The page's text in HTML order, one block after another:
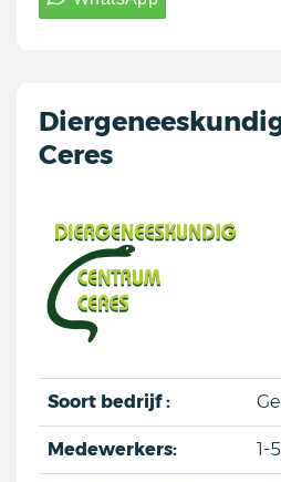
Ceres
Soort bedrijf :
Medewerkers: 1-